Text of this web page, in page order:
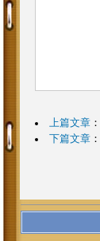
上篇文章：
下篇文章：